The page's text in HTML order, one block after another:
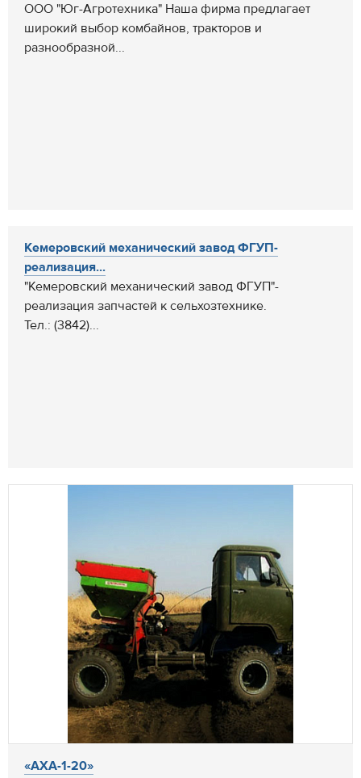
ООО "Юг-Агротехника" Наша фирма предлагает
широкий выбор комбайнов, тракторов и
разнообразной...
Кемеровский механический завод ФГУП-
реализация...
"Кемеровский механический завод ФГУП"-
реализация запчастей к сельхозтехнике.
Тел.: (3842)...
«АХА-1-20»